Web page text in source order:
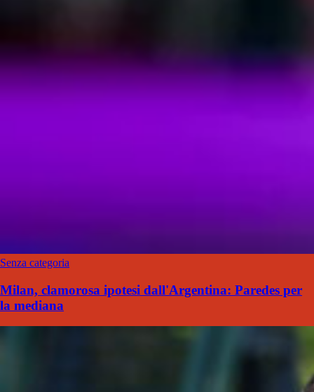
Senza categoria
Milan, clamorosa ipotesi dall'Argentina: Paredes per
la mediana